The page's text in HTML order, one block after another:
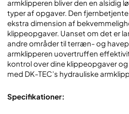
armklipperen bliver den en alsidig
typer af opgaver. Den
ekstra dimension af
klippeopgaver. Uanset om det er
andre områder til terræn- og
armklipperen uovertruffen
kontrol over dine klippeopgaver
med DK-TEC’s hydrauliske
Specifikationer: